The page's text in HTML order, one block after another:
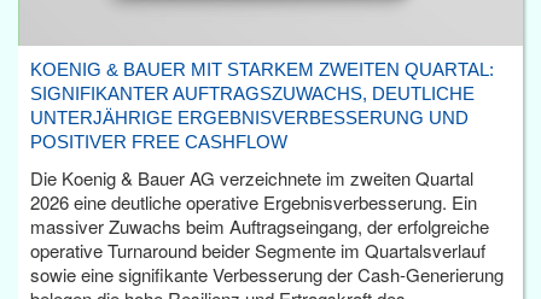
KOENIG & BAUER MIT STARKEM ZWEITEN QUARTAL:
SIGNIFIKANTER AUFTRAGSZUWACHS, DEUTLICHE
UNTERJÄHRIGE ERGEBNISVERBESSERUNG UND
POSITIVER FREE CASHFLOW
Die Koenig & Bauer AG verzeichnete im zweiten Quartal
2026 eine deutliche operative Ergebnisverbesserung. Ein
massiver Zuwachs beim Auftragseingang, der erfolgreiche
operative Turnaround beider Segmente im Quartalsverlauf
sowie eine signifikante Verbesserung der Cash-Generierung